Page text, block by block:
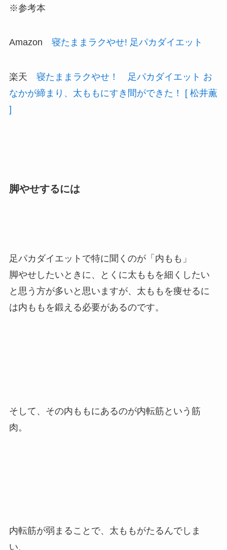
※参考本
Amazon 寝たままラクやせ! 足パカダイエット
楽天 寝たままラクやせ！ 足パカダイエット お
なかが締まり、太ももにすき間ができた！ [ 松井薫
]
脚やせするには
足パカダイエットで特に聞くのが「内もも」
脚やせしたいときに、とくに太ももを細くしたい
と思う方が多いと思いますが、太ももを痩せるに
は内ももを鍛える必要があるのです。
そして、その内ももにあるのが内転筋という筋
肉。
内転筋が弱まることで、太ももがたるんでしま
い、